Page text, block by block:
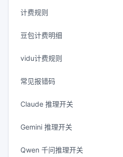
计费规则
豆包计费明细
vidu计费规则
常见报错码
Claude 推理开关
Gemini 推理开关
Qwen 千问推理开关